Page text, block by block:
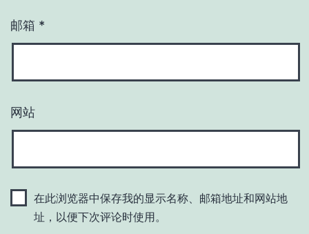
邮箱 *
网站
在此浏览器中保存我的显示名称、邮箱地址和网站地
址，以便下次评论时使用。